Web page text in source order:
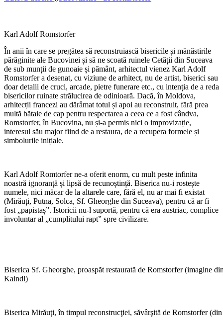
Karl Adolf Romstorfer
În anii în care se pregătea să reconstruiască bisericile și mănăstirile
părăginite ale Bucovinei și să ne scoată ruinele Cetății din Suceava
de sub munții de gunoaie și pământ, arhitectul vienez Karl Adolf
Romstorfer a desenat, cu viziune de arhitect, nu de artist, biserici sau
doar detalii de cruci, arcade, pietre funerare etc., cu intenția de a reda
bisericilor ruinate strălucirea de odinioară. Dacă, în Moldova,
arhitecții francezi au dărâmat totul și apoi au reconstruit, fără prea
multă bătaie de cap pentru respectarea a ceea ce a fost cândva,
Romstorfer, în Bucovina, nu și-a permis nici o improvizație,
interesul său major fiind de a restaura, de a recupera formele și
simbolurile inițiale.
Karl Adolf Romtorfer ne-a oferit enorm, cu mult peste infinita
noastră ignoranță și lipsă de recunoștință. Biserica nu-i rostește
numele, nici măcar de la altarele care, fără el, nu ar mai fi existat
(Mirăuți, Putna, Solca, Sf. Gheorghe din Suceava), pentru că ar fi
fost „papistaș”. Istoricii nu-l suportă, pentru că era austriac, complice
involuntar al „cumplitului rapt” spre civilizare.
Biserica Sf. Gheorghe, proaspăt restaurată de Romstorfer (imagine
Kaindl)
Biserica Mirăuţi, în timpul reconstrucţiei, săvârşită de Romstorfer